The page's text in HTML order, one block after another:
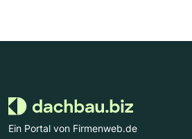
Ein Portal von Firmenweb.de